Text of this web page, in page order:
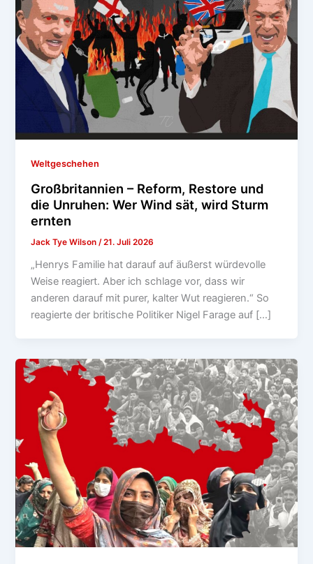
Weltgeschehen
Großbritannien – Reform, Restore und
die Unruhen: Wer Wind sät, wird Sturm
ernten
Jack Tye Wilson /21. Juli 2026
„Henrys Familie hat darauf auf äußerst würdevolle
Weise reagiert. Aber ich schlage vor, dass wir
anderen darauf mit purer, kalter Wut reagieren.“ So
reagierte der britische Politiker Nigel Farage auf […]